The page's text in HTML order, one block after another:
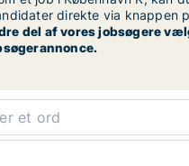
direkte via knappen
del af vores jobsøgere